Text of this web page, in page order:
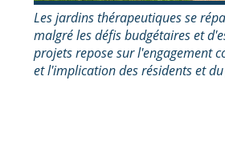
Les jardins thérapeutiques se
malgré les défis budgétaires et
projets repose sur l'engagement
et l'implication des résidents et